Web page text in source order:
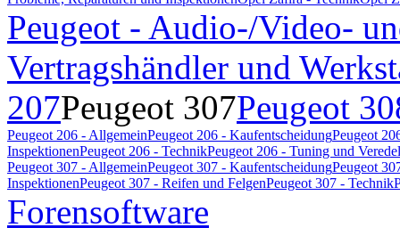
Peugeot - Audio-/Video-
Vertragshändler und
207Peugeot 307Peugeot
Peugeot 206 - AllgemeinPeugeot 206 - KaufentscheidungPeugeot
InspektionenPeugeot 206 - TechnikPeugeot 206 - Tuning und
Peugeot 307 - AllgemeinPeugeot 307 - KaufentscheidungPeugeot
InspektionenPeugeot 307 - Reifen und FelgenPeugeot 307 - Technik
Forensoftware